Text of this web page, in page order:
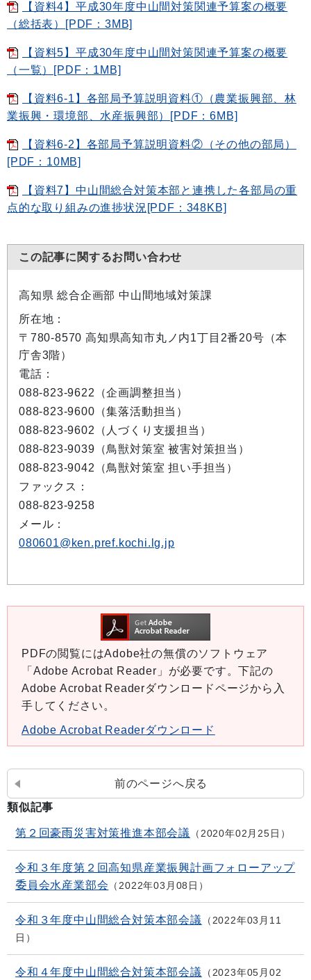
【資料4】平成30年度中山間対策関連予算案の概要
（総括表）[PDF：3MB]
【資料5】平成30年度中山間対策関連予算案の概要
（一覧）[PDF：1MB]
【資料6-1】各部局予算説明資料①（農業振興部、林
業振興・環境部、水産振興部）[PDF：6MB]
【資料6-2】各部局予算説明資料②（その他の部局）
[PDF：10MB]
【資料7】中山間総合対策本部と連携した各部局の重
点的な取り組みの進捗状況[PDF：348KB]
この記事に関するお問い合わせ
高知県 総合企画部 中山間地域対策課
所在地：
〒780-8570 高知県高知市丸ノ内1丁目2番20号（本
庁舎3階）
電話：
088-823-9622（企画調整担当）
088-823-9600（集落活動担当）
088-823-9602（人づくり支援担当）
088-823-9039（鳥獣対策室 被害対策担当）
088-823-9042（鳥獣対策室 担い手担当）
ファックス：
088-823-9258
メール：
080601@ken.pref.kochi.lg.jp
PDFの閲覧にはAdobe社の無償のソフトウェア
「Adobe Acrobat Reader」が必要です。下記の
Adobe Acrobat Readerダウンロードページから入
手してください。
Adobe Acrobat Readerダウンロード
前のページへ戻る
類似記事
第２回豪雨災害対策推進本部会議 2020年02月25日
令和３年度第２回高知県産業振興計画フォローアップ
委員会水産業部会
2022年03月08日
令和３年度中山間総合対策本部会議
2022年03月11
日
令和４年度中山間総合対策本部会議
2023年05月02